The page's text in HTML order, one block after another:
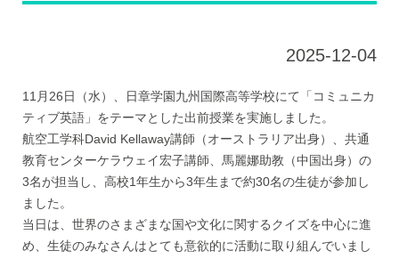
2025-12-04
11月26日（水）、日章学園九州国際高等学校にて「コミュニカ
ティブ英語」をテーマとした出前授業を実施しました。
航空工学科David Kellaway講師（オーストラリア出身）、共通
教育センターケラウェイ宏子講師、馬麗娜助教（中国出身）の
3名が担当し、高校1年生から3年生まで約30名の生徒が参加し
ました。
当日は、世界のさまざまな国や文化に関するクイズを中心に進
め、生徒のみなさんはとても意欲的に活動に取り組んでいまし